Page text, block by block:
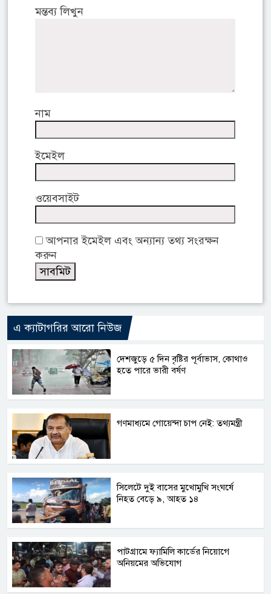
মন্তব্য লিখুন
নাম
ইমেইল
ওয়েবসাইট
আপনার ইমেইল এবং অন্যান্য তথ্য সংরক্ষন
করুন
এ ক্যাটাগরির আরো নিউজ
দেশজুড়ে ৫ দিন বৃষ্টির পূর্বাভাস, কোথাও
হতে পারে ভারী বর্ষণ
গণমাধ্যমে গোয়েন্দা চাপ নেই: তথ্যমন্ত্রী
সিলেটে দুই বাসের মুখোমুখি সংঘর্ষে
নিহত বেড়ে ৯, আহত ১৪
পাটগ্রামে ফ্যামিলি কার্ডের নিয়োগে
অনিয়মের অভিযোগ